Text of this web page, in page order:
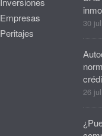
Empresas
Peritajes
30
26